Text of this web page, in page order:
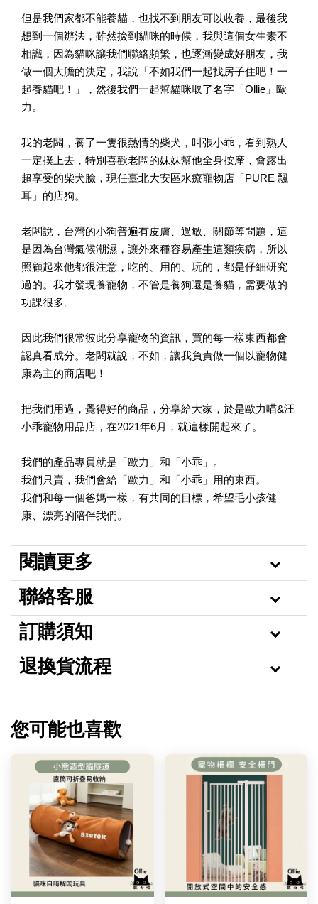
但是我們家都不能養貓，也找不到朋友可以收養，最後我
想到一個辦法，雖然撿到貓咪的時候，我與這個女生素不
相識，因為貓咪讓我們聯絡頻繁，也逐漸變成好朋友，我
做一個大膽的決定，我說「不如我們一起找房子住吧！一
起養貓吧！」，然後我們一起幫貓咪取了名字「Ollie」歐
力。
我的老闆，養了一隻很熱情的柴犬，叫張小乖，看到熟人
一定撲上去，特別喜歡老闆的妹妹幫他全身按摩，會露出
超享受的柴犬臉，現任臺北大安區水療寵物店「PURE 飄
耳」的店狗。
老闆說，台灣的小狗普遍有皮膚、過敏、關節等問題，這
是因為台灣氣候潮濕，讓外來種容易產生這類疾病，所以
照顧起來他都很注意，吃的、用的、玩的，都是仔細研究
過的。我才發現養寵物，不管是養狗還是養貓，需要做的
功課很多。
因此我們很常彼此分享寵物的資訊，買的每一樣東西都會
認真看成分。老闆就說，不如，讓我負責做一個以寵物健
康為主的商店吧！
把我們用過，覺得好的商品，分享給大家，於是歐力喵&汪
小乖寵物用品店，在2021年6月，就這樣開起來了。
我們的產品專員就是「歐力」和「小乖」。
我們只賣，我們會給「歐力」和「小乖」用的東西。
我們和每一個爸媽一樣，有共同的目標，希望毛小孩健
康、漂亮的陪伴我們。
閱讀更多
聯絡客服
訂購須知
退換貨流程
您可能也喜歡